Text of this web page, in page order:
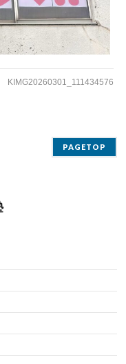
KIMG20260301_111434576
PAGETOP